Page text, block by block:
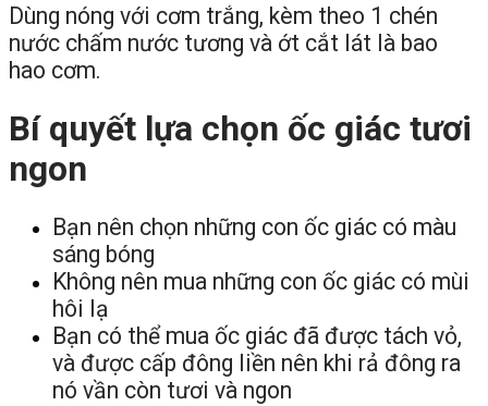
Dùng nóng với cơm trắng, kèm theo 1 chén
nước chấm nước tương và ớt cắt lát là bao
hao cơm.
Bí quyết lựa chọn ốc giác tươi
ngon
Bạn nên chọn những con ốc giác có màu
sáng bóng
Không nên mua những con ốc giác có mùi
hôi lạ
Bạn có thể mua ốc giác đã được tách vỏ,
và được cấp đông liền nên khi rả đông ra
nó vần còn tươi và ngon